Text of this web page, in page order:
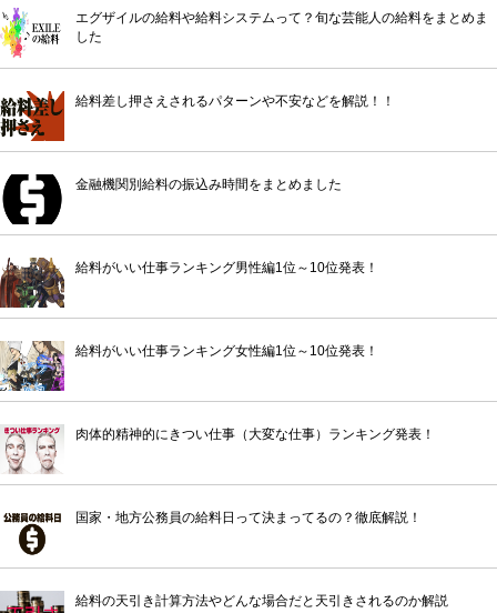
エグザイルの給料や給料システムって？旬な芸能人の給料をまとめま
した
給料差し押さえされるパターンや不安などを解説！！
金融機関別給料の振込み時間をまとめました
給料がいい仕事ランキング男性編1位～10位発表！
給料がいい仕事ランキング女性編1位～10位発表！
肉体的精神的にきつい仕事（大変な仕事）ランキング発表！
国家・地方公務員の給料日って決まってるの？徹底解説！
給料の天引き計算方法やどんな場合だと天引きされるのか解説